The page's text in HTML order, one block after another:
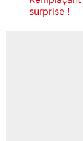
surprise !